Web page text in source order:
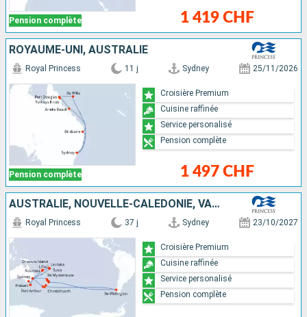
Pension complète 1 419 CHF
ROYAUME-UNI, AUSTRALIE
Pension complète
Royal Princess 11 j Sydney 25/11/2026
1 497 CHF
Croisière Premium
Cuisine raffinée
Service personalisé
Pension complète
AUSTRALIE, NOUVELLE-CALÉDONIE, VANUATU, FIDJI (ÎLES), NOUVELLE-ZÉLANDE, CHILI
Royal Princess 37 j Sydney 23/10/2027
Croisière Premium
Cuisine raffinée
Service personalisé
Pension complète